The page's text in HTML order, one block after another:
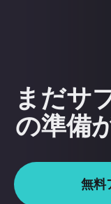
まだサ
の準備
無料